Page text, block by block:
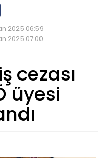
2025 06:59
2025 07:00
cezası
üyesi